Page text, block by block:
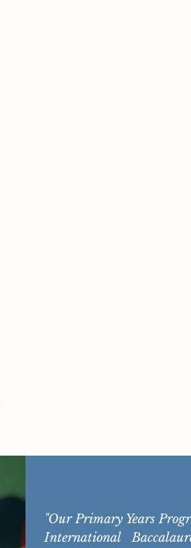
"Our Primary Years
International